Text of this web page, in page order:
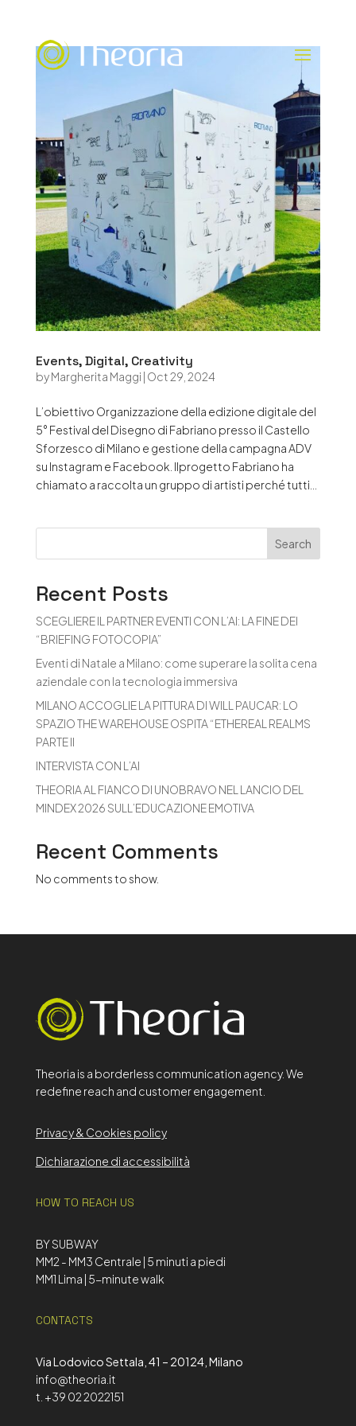
Events, Digital, Creativity
byMargherita Maggi Oct 29, 2024
L’obiettivo Organizzazione della edizione digitale del
5° Festival del Disegno di Fabriano presso il Castello
Sforzesco di Milano e gestione della campagna ADV
su Instagram e Facebook. Ilprogetto Fabriano ha
chiamato a raccolta un gruppo di artisti perché tutti...
Search
Recent Posts
SCEGLIERE IL PARTNER EVENTI CON L’AI: LA FINE DEI
“BRIEFING FOTOCOPIA”
Eventi di Natale a Milano: come superare la solita cena
aziendale con la tecnologia immersiva
MILANO ACCOGLIE LA PITTURA DI WILL PAUCAR: LO
SPAZIO THE WAREHOUSE OSPITA “ETHEREAL REALMS
PARTE II
INTERVISTA CON L’AI
THEORIA AL FIANCO DI UNOBRAVO NEL LANCIO DEL
MINDEX 2026 SULL’EDUCAZIONE EMOTIVA
Recent Comments
No comments to show.
Theoria is a borderless communication agency. We
redefine reach and customer engagement.
Privacy & Cookies policy
Dichiarazione di accessibilità
HOW TO REACH US
BY SUBWAY
MM2 - MM3 Centrale | 5 minuti a piedi
MM1 Lima | 5-minute walk
CONTACTS
Via Lodovico Settala, 41 – 20124, Milano
info@theoria.it
t. +39 02 2022151